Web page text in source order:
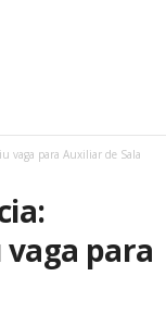
vaga para Auxiliar de Sala
para